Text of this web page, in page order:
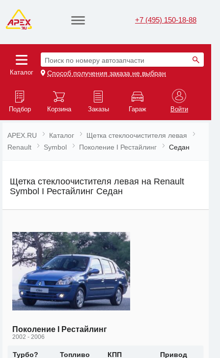
+7 (495) 150-18-88
Каталог
Поиск по номеру автозапчасти
Способ получения заказа не выбран
Подбор Корзина Заказы Гараж Войти
APEX.RU Каталог
Щетка стеклоочистителя левая
Renault
Symbol Поколение I Рестайлинг Седан
Щетка стеклоочистителя левая на Renault
Symbol I Рестайлинг Седан
Поколение I Рестайлинг
2002 - 2006
Турбо? Топливо КПП Привод